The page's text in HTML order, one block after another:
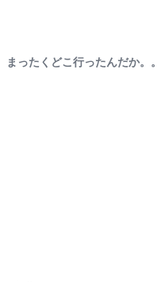
まったくどこ行ったんだか。。